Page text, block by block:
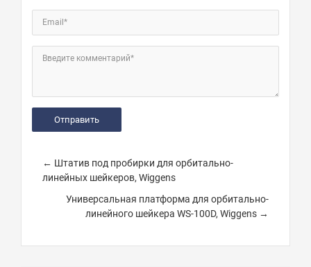
Email*
Введите комментарий*
← Штатив под пробирки для орбитально-
линейных шейкеров, Wiggens
Универсальная платформа для орбитально-
линейного шейкера WS-100D, Wiggens →